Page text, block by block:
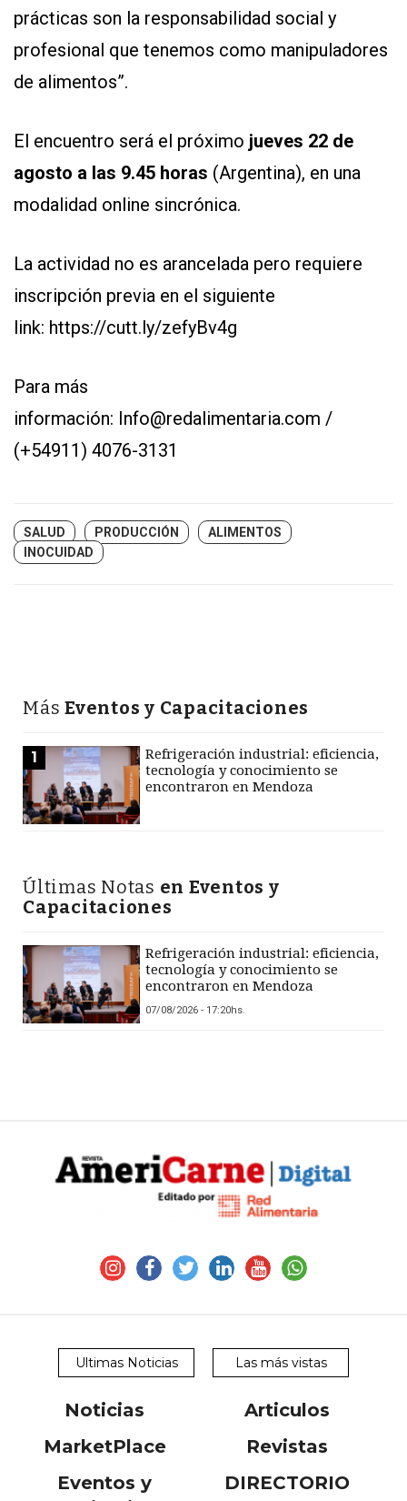
prácticas son la responsabilidad social y
profesional que tenemos como manipuladores
de alimentos”.
El encuentro será el próximo jueves 22 de
agosto a las 9.45 horas (Argentina), en una
modalidad online sincrónica.
La actividad no es arancelada pero requiere
inscripción previa en el siguiente
link: https://cutt.ly/zefyBv4g
Para más
información: Info@redalimentaria.com /
(+54911) 4076-3131
SALUD PRODUCCIÓN
ALIMENTOS
INOCUIDAD
Más Eventos y Capacitaciones
1
Refrigeración industrial: eficiencia,
tecnología y conocimiento se
encontraron en Mendoza
Últimas Notas en Eventos y
Capacitaciones
Refrigeración industrial: eficiencia,
tecnología y conocimiento se
encontraron en Mendoza
07/08/2026 - 17:20hs.
Ultimas Noticias Las más vistas
Noticias
Articulos
MarketPlace
Revistas
Eventos y
DIRECTORIO